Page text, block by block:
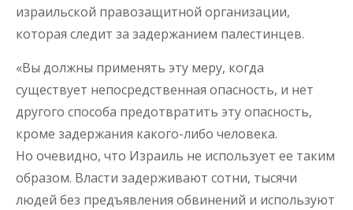
израильской правозащитной организации,
которая следит за задержанием палестинцев.
«Вы должны применять эту меру, когда
существует непосредственная опасность, и нет
другого способа предотвратить эту опасность,
кроме задержания какого-либо человека.
Но очевидно, что Израиль не использует ее таким
образом. Власти задерживают сотни, тысячи
людей без предъявления обвинений и используют